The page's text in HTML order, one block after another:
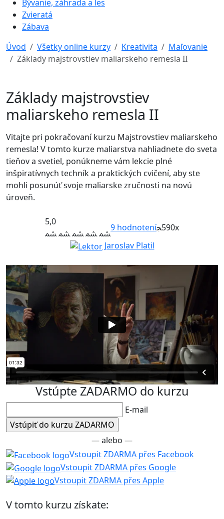
Bývanie, záhrada a les
Zvieratá
Zábava
Úvod
Všetky online kurzy Kreativita
Maľovanie
Základy majstrovstiev maliarskeho remesla II
Základy majstrovstiev
maliarskeho remesla II
Vitajte pri pokračovaní kurzu Majstrovstiev maliarskeho
remesla! V tomto kurze maliarstva nahliadnete do sveta
tieňov a svetiel, ponúkneme vám lekcie plné
inšpiratívnych techník a praktických cvičení, aby ste
mohli posunúť svoje maliarske zručnosti na novú
úroveň.
5,0
9 hodnotení 590x
Jaroslav Platil
Vstúpte ZADARMO do kurzu
E-mail
— alebo —
Vstoupit ZDARMA přes Facebook
Vstoupit ZDARMA přes Google
Vstoupit ZDARMA přes Apple
V tomto kurzu získate: